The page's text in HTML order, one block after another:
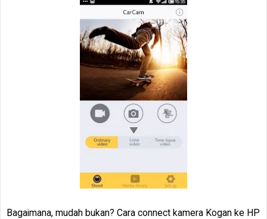
Bagaimana, mudah bukan? Cara connect kamera Kogan ke HP